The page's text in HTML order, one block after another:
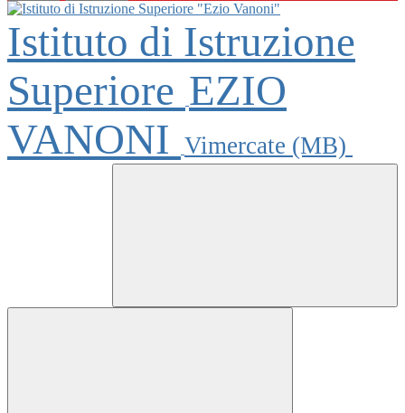
Istituto di Istruzione
Superiore EZIO
VANONI Vimercate (MB)